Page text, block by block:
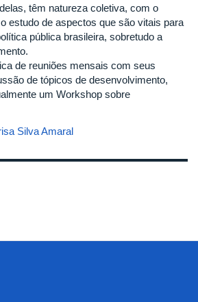
têm natureza coletiva, com o
estudo de aspectos que são vitais para
pública brasileira, sobretudo a
de reuniões mensais com seus
de tópicos de desenvolvimento,
um Workshop sobre
Silva Amaral